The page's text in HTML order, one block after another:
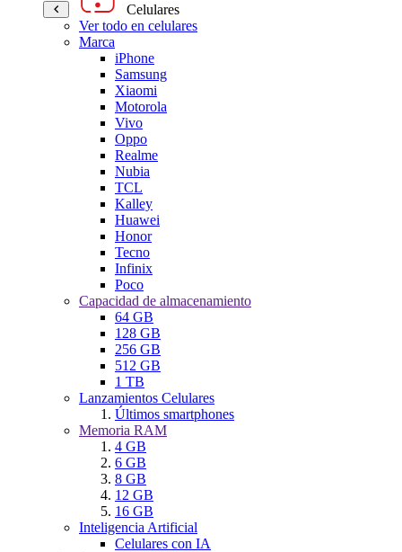
Celulares
Ver todo en celulares
Marca
iPhone
Samsung
Xiaomi
Motorola
Vivo
Oppo
Realme
Nubia
TCL
Kalley
Huawei
Honor
Tecno
Infinix
Poco
Capacidad de almacenamiento
64 GB
128 GB
256 GB
512 GB
1 TB
Lanzamientos Celulares
Últimos smartphones
Memoria RAM
4 GB
6 GB
8 GB
12 GB
16 GB
Inteligencia Artificial
Celulares con IA